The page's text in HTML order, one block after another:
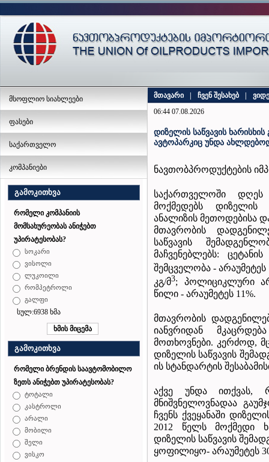
მსოფლიო სიახლეები
ფასები
საქართველო
კომპანიები
გამოკითხვა
რომელი კომპანიის
მომსახურეობას ანიჭებთ
უპირატესობას?
სოკარი
ვისოლი
ლუკოილი
რომპეტროლი
გალფი
სულ:6938 ხმა
გამოკითხვა
რომელი ბრენდის საავტომობილო
ზეთს ანიჭებთ უპირატესობას?
ტოტალი
კასტროლი
არალი
მობილი
შელი
ვისკო
მთავარი ჩვენ შესახებ
06:44 07.08.2026
დიზელის საწვავის
ავტოპარკიც უნდა
ნავთობპროდუქტების
საქართველოში დღეს
მოქმედებს დიზელის
ანალიზის მეთოდებისა
მთავრობის
საწვავის
მაჩვენებლებს:
შემცველობა - არაუმეტეს
კგ/მ3; პოლიციკლური
წილი - არაუმეტეს 11%.
მთავრობის
იანვრიდან
მოთხოვნები. კერძოდ,
დიზელის საწვავის
ის სტანდარტის
აქვე უნდა ითქვას,
მნიშვნელოვნადაა
ჩვენს ქვეყანაში
2012 წელს მოქმედი
დიზელის საწვავის
ყოფილიყო- არაუმეტეს